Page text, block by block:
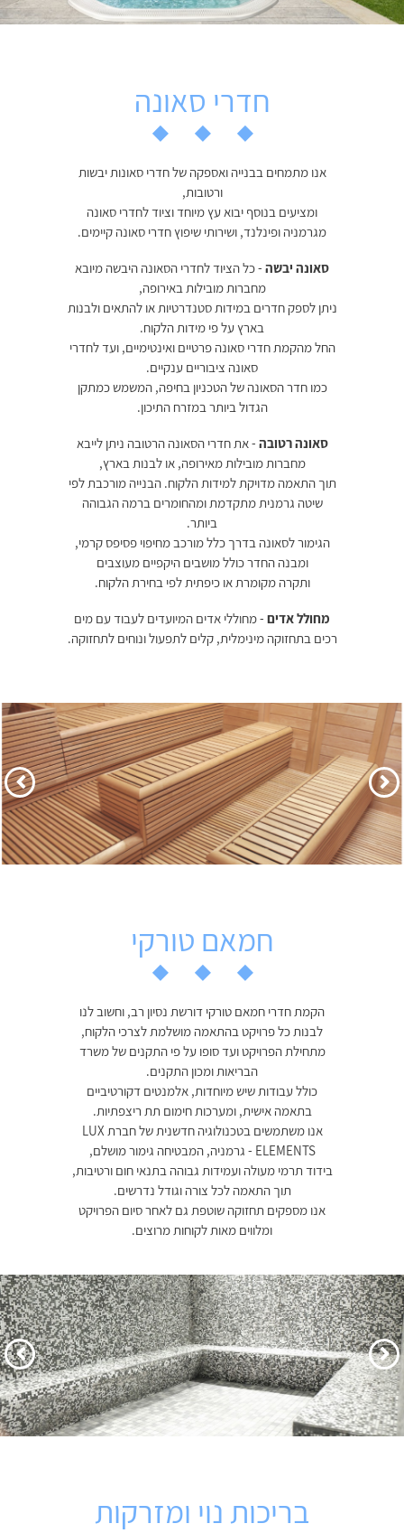
חדרי סאונה
אנו מתמחים בבנייה ואספקה של חדרי סאונות יבשות
ורטובות,
ומציעים בנוסף יבוא עץ מיוחד וציוד לחדרי סאונה
מגרמניה ופינלנד, ושירותי שיפוץ חדרי סאונה קיימים.
סאונה יבשה - כל הציוד לחדרי הסאונה היבשה מיובא
מחברות מובילות באירופה,
ניתן לספק חדרים במידות סטנדרטיות או להתאים ולבנות
בארץ על פי מידות הלקוח.
החל מהקמת חדרי סאונה פרטיים ואינטימיים, ועד לחדרי
סאונה ציבוריים ענקיים.
כמו חדר הסאונה של הטכניון בחיפה, המשמש כמתקן
הגדול ביותר במזרח התיכון.
סאונה רטובה - את חדרי הסאונה הרטובה ניתן לייבא
מחברות מובילות מאירופה, או לבנות בארץ,
תוך התאמה מדויקת למידות הלקוח. הבנייה מורכבת לפי
שיטה גרמנית מתקדמת ומהחומרים ברמה הגבוהה
ביותר.
הגימור לסאונה בדרך כלל מורכב מחיפוי פסיפס קרמי,
ומבנה החדר כולל מושבים היקפיים מעוצבים
ותקרה מקומרת או כיפתית לפי בחירת הלקוח.
מחולל אדים - מחוללי אדים המיועדים לעבוד עם מים
רכים בתחזוקה מינימלית, קלים לתפעול ונוחים לתחזוקה.
הבא הקודם
חמאם טורקי
הקמת חדרי חמאם טורקי דורשת נסיון רב, וחשוב לנו
לבנות כל פרויקט בהתאמה מושלמת לצרכי הלקוח,
מתחילת הפרויקט ועד סופו על פי התקנים של משרד
הבריאות ומכון התקנים.
כולל עבודות שיש מיוחדות, אלמנטים דקורטיביים
בתאמה אישית, ומערכות חימום תת ריצפתיות.
אנו משתמשים בטכנולוגיה חדשנית של חברת LUX
ELEMENTS - גרמניה, המבטיחה גימור מושלם,
בידוד תרמי מעולה ועמידות גבוהה בתנאי חום ורטיבות,
תוך התאמה לכל צורה וגודל נדרשים.
אנו מספקים תחזוקה שוטפת גם לאחר סיום הפרויקט
ומלווים מאות לקוחות מרוצים.
הבא הקודם
בריכות נוי ומזרקות